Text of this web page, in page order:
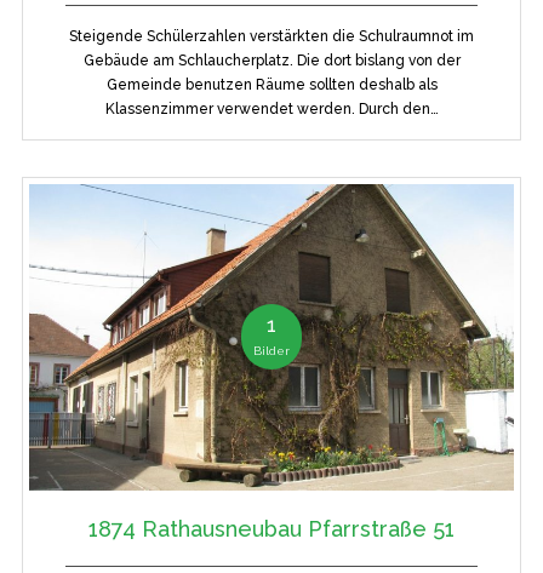
Steigende Schülerzahlen verstärkten die Schulraumnot im
Gebäude am Schlaucherplatz. Die dort bislang von der
Gemeinde benutzen Räume sollten deshalb als
Klassenzimmer verwendet werden. Durch den…
1
Bilder
1874 Rathausneubau Pfarrstraße 51